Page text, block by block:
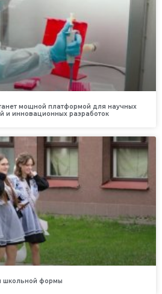
мощной платформой для научных
и инновационных разработок
школьной формы